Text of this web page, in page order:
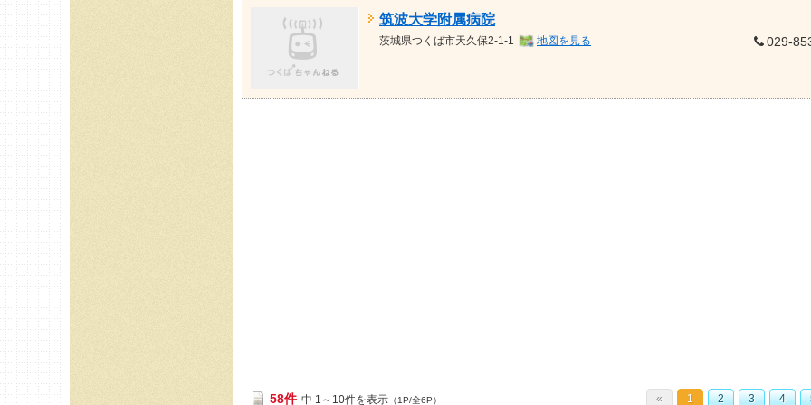
筑波大学附属病院
茨城県つくば市天久保2-1-1 地図を見る 029-
58件 中 1～10件を表示 （1P/全6P） « 1 2 3 4